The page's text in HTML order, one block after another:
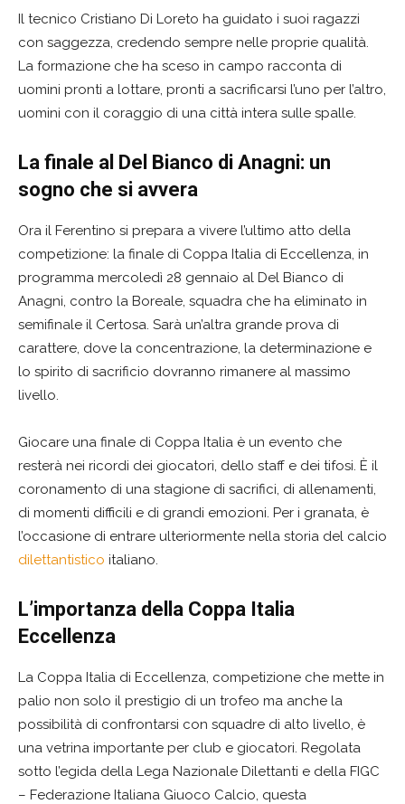
Il tecnico Cristiano Di Loreto ha guidato i suoi ragazzi
con saggezza, credendo sempre nelle proprie qualità.
La formazione che ha sceso in campo racconta di
uomini pronti a lottare, pronti a sacrificarsi l’uno per l’altro,
uomini con il coraggio di una città intera sulle spalle.
La finale al Del Bianco di Anagni: un
sogno che si avvera
Ora il Ferentino si prepara a vivere l’ultimo atto della
competizione: la finale di Coppa Italia di Eccellenza, in
programma mercoledì 28 gennaio al Del Bianco di
Anagni, contro la Boreale, squadra che ha eliminato in
semifinale il Certosa. Sarà un’altra grande prova di
carattere, dove la concentrazione, la determinazione e
lo spirito di sacrificio dovranno rimanere al massimo
livello.
Giocare una finale di Coppa Italia è un evento che
resterà nei ricordi dei giocatori, dello staff e dei tifosi. È il
coronamento di una stagione di sacrifici, di allenamenti,
di momenti difficili e di grandi emozioni. Per i granata, è
l’occasione di entrare ulteriormente nella storia del calcio
dilettantistico italiano.
L’importanza della Coppa Italia
Eccellenza
La Coppa Italia di Eccellenza, competizione che mette in
palio non solo il prestigio di un trofeo ma anche la
possibilità di confrontarsi con squadre di alto livello, è
una vetrina importante per club e giocatori. Regolata
sotto l’egida della Lega Nazionale Dilettanti e della FIGC
– Federazione Italiana Giuoco Calcio, questa